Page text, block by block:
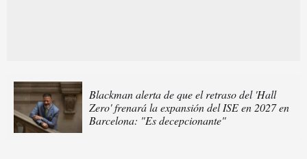
Blackman alerta de que el retraso del 'Hall
Zero' frenará la expansión del ISE en 2027 en
Barcelona: "Es decepcionante"